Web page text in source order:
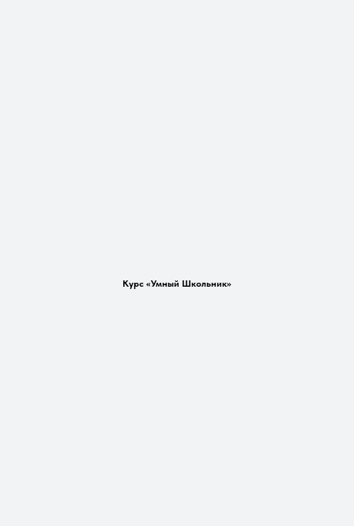
Курс «Умный Школьник»